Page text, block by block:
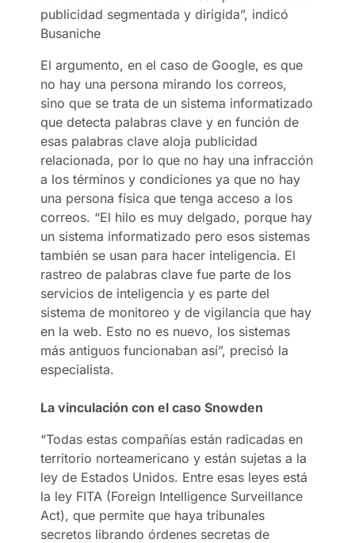
publicidad segmentada y dirigida”, indicó
Busaniche
El argumento, en el caso de Google, es que
no hay una persona mirando los correos,
sino que se trata de un sistema informatizado
que detecta palabras clave y en función de
esas palabras clave aloja publicidad
relacionada, por lo que no hay una infracción
a los términos y condiciones ya que no hay
una persona física que tenga acceso a los
correos. “El hilo es muy delgado, porque hay
un sistema informatizado pero esos sistemas
también se usan para hacer inteligencia. El
rastreo de palabras clave fue parte de los
servicios de inteligencia y es parte del
sistema de monitoreo y de vigilancia que hay
en la web. Esto no es nuevo, los sistemas
más antiguos funcionaban así”, precisó la
especialista.
La vinculación con el caso Snowden
“Todas estas compañías están radicadas en
territorio norteamericano y están sujetas a la
ley de Estados Unidos. Entre esas leyes está
la ley FITA (Foreign Intelligence Surveillance
Act), que permite que haya tribunales
secretos librando órdenes secretas de